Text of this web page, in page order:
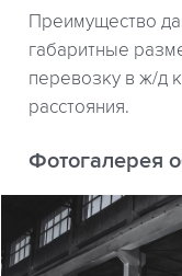
Преимущество
габаритные
перевозку в ж/д
расстояния.
Фотогалерея